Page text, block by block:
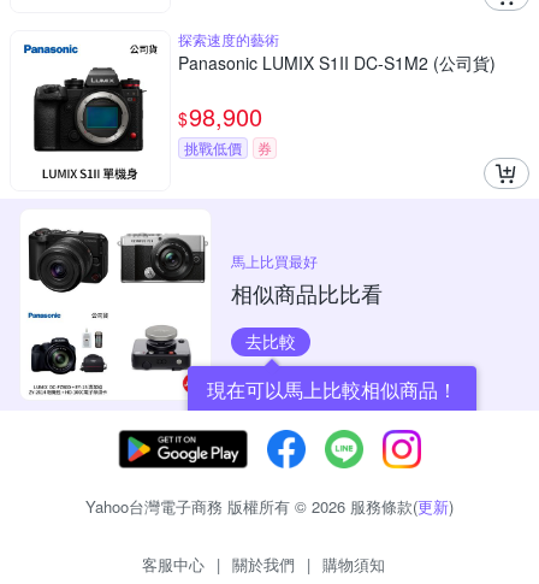
探索速度的藝術
Panasonic LUMIX S1II DC-S1M2 (公司貨)
$98,900
挑戰低價 券
馬上比買最好
相似商品比比看
去比較
現在可以馬上比較相似商品！
Yahoo台灣電子商務 版權所有 © 2026 服務條款(更新)
客服中心 | 關於我們 | 購物須知